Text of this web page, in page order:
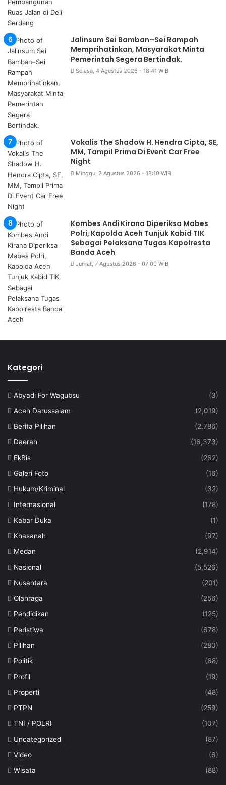
Jalinsum Sei Bamban–Sei Rampah
Memprihatinkan, Masyarakat Minta
Pemerintah Segera Bertindak.
Selasa, 4 Agustus 2026 - 18:41 WIB
Vokalis The Shadow H. Hendra Cipta, SE,
MM, Tampil Prima Di Event Car Free
Night
Minggu, 2 Agustus 2026 - 18:10 WIB
Kombes Andi Kirana Diperiksa Mabes
Polri, Kapolda Aceh Tunjuk Kabid TIK
Sebagai Pelaksana Tugas Kapolresta
Banda Aceh
Jumat, 7 Agustus 2026 - 07:00 WIB
Kategori
Abyadi For Wagubsu
(3)
Aceh Darussalam
(2,019)
Berita Pilihan
(2,786)
Daerah
(16,373)
EkBis
(262)
Galeri Foto
(16)
Hukum/Kriminal
(32)
Internasional
(178)
Kabar Duka
(1)
Khasanah
(97)
Medan
(2,914)
Nasional
(5,526)
Nusantara
(201)
Olahraga
(256)
Pendidikan
(125)
Peristiwa
(678)
Pilihan
(280)
Politik
(68)
Profil
(19)
Properti
(48)
PTPN
(259)
TNI / POLRI
(107)
Uncategorized
(87)
Video
(6)
Wisata
(88)